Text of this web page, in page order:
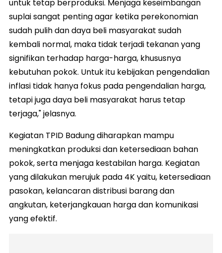
untuk tetap berproduksi. Menjaga keseimbangan
suplai sangat penting agar ketika perekonomian
sudah pulih dan daya beli masyarakat sudah
kembali normal, maka tidak terjadi tekanan yang
signifikan terhadap harga-harga, khususnya
kebutuhan pokok. Untuk itu kebijakan pengendalian
inflasi tidak hanya fokus pada pengendalian harga,
tetapi juga daya beli masyarakat harus tetap
terjaga," jelasnya.
Kegiatan TPID Badung diharapkan mampu
meningkatkan produksi dan ketersediaan bahan
pokok, serta menjaga kestabilan harga. Kegiatan
yang dilakukan merujuk pada 4K yaitu, ketersediaan
pasokan, kelancaran distribusi barang dan
angkutan, keterjangkauan harga dan komunikasi
yang efektif.